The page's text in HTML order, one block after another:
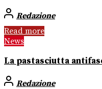
Redazione
Read more
News
La pastasciutta
Redazione